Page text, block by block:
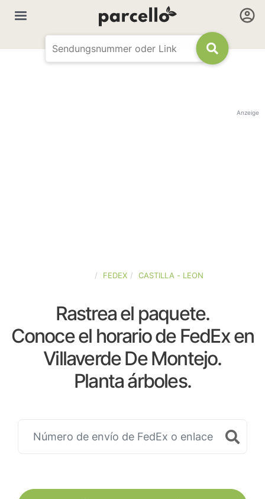
Anzeige
FEDEX CASTILLA - LEON
Rastrea el paquete.
Conoce el horario de FedEx en
Villaverde De Montejo.
Planta árboles.